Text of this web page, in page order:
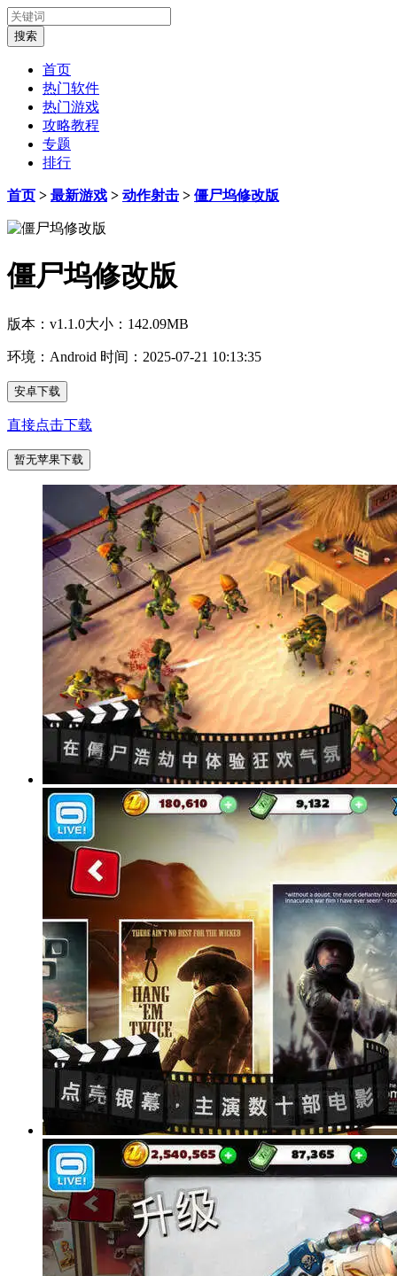
首页
热门软件
热门游戏
攻略教程
专题
排行
首页 > 最新游戏 > 动作射击 > 僵尸坞修改版
僵尸坞修改版
版本：v1.1.0大小：142.09MB
环境：Android 时间：2025-07-21 10:13:35
安卓下载
直接点击下载
暂无苹果下载